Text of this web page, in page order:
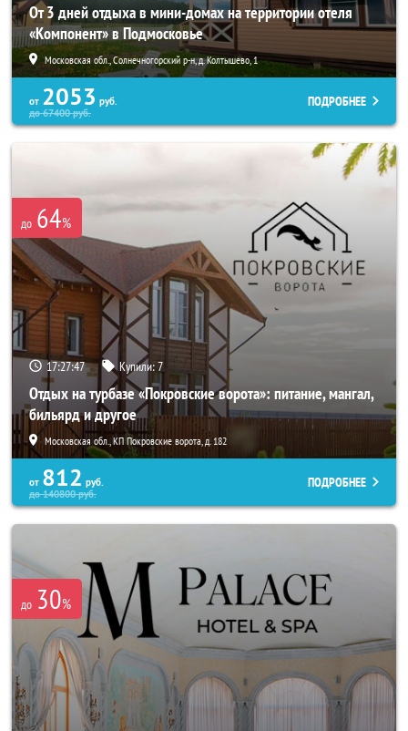
От 3 дней отдыха в мини-домах на территории отеля
«Компонент» в Подмосковье
Московская обл., Солнечногорский р-н, д. Колтышево, 1
от 2053 руб.
до67400руб.
ПОДРОБНЕЕ
до 64%
17:27:46 Купили:7
Отдых на турбазе «Покровские ворота»: питание, мангал,
бильярд и другое
Московская обл., КП Покровские ворота, д. 182
от 812 руб.
до140800руб.
ПОДРОБНЕЕ
до 30%